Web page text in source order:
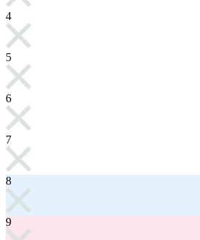
4
5
6
7
8
9